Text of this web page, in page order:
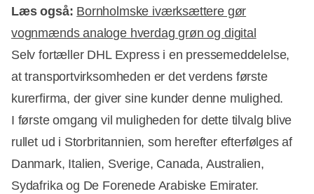
Annonce
Læs også: Bornholmske iværksættere gør
vognmænds analoge hverdag grøn og digital
Selv fortæller DHL Express i en pressemeddelelse,
at transportvirksomheden er det verdens første
kurerfirma, der giver sine kunder denne mulighed.
I første omgang vil muligheden for dette tilvalg blive
rullet ud i Storbritannien, som herefter efterfølges af
Danmark, Italien, Sverige, Canada, Australien,
Sydafrika og De Forenede Arabiske Emirater.